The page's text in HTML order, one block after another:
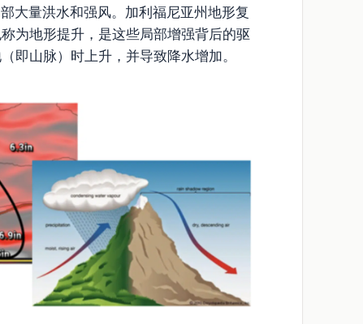
大量洪水和强风。加利福尼亚州地形复
为地形提升，是这些局部增强背后的驱
即山脉）时上升，并导致降水增加。